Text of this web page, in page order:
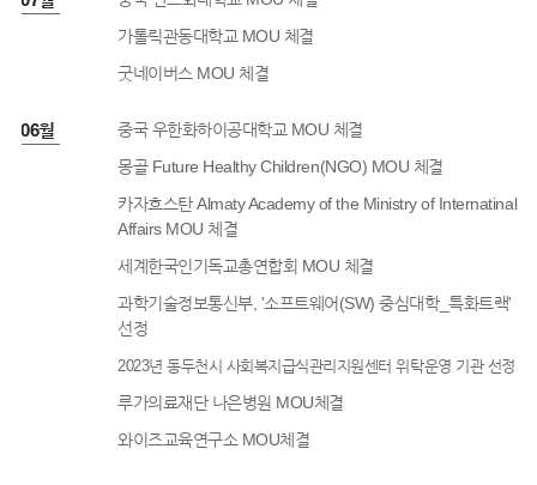
가톨릭관동대학교 MOU 체결
굿네이버스 MOU 체결
06월
중국 우한화하이공대학교 MOU 체결
몽골 Future Healthy Children(NGO) MOU 체결
카자흐스탄 Almaty Academy of the Ministry of Internatinal
Affairs MOU 체결
세계한국인기독교총연합회 MOU 체결
과학기술정보통신부, '소프트웨어(SW) 중심대학_특화트랙'
선정
2023년 동두천시 사회복지급식관리지원센터 위탁운영 기관 선정
루가의료재단 나은병원 MOU체결
와이즈교육연구소 MOU체결